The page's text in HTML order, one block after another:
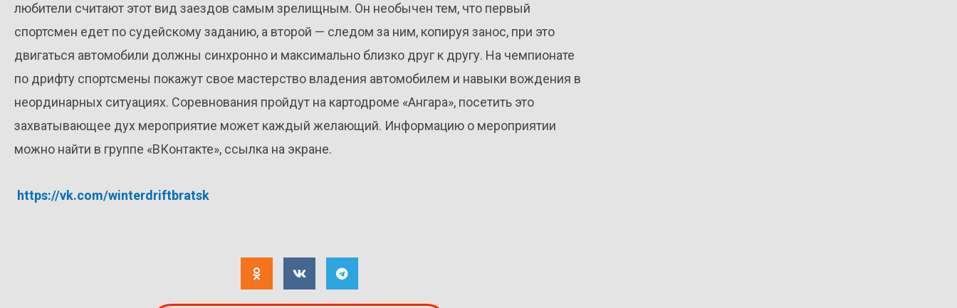
любители считают этот вид заездов самым зрелищным. Он необычен тем, что первый
спортсмен едет по судейскому заданию, а второй — следом за ним, копируя занос, при это
двигаться автомобили должны синхронно и максимально близко друг к другу. На чемпионате
по дрифту спортсмены покажут свое мастерство владения автомобилем и навыки вождения в
неординарных ситуациях. Соревнования пройдут на картодроме «Ангара», посетить это
захватывающее дух мероприятие может каждый желающий. Информацию о мероприятии
можно найти в группе «ВКонтакте», ссылка на экране.
https://vk.com/winterdriftbratsk